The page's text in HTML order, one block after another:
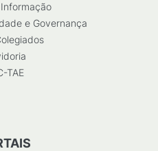
e Governança
TAE